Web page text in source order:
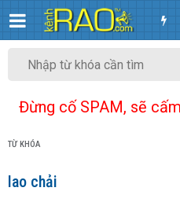
Đừng cố SPAM, sẽ
TỪ KHÓA
lao chải